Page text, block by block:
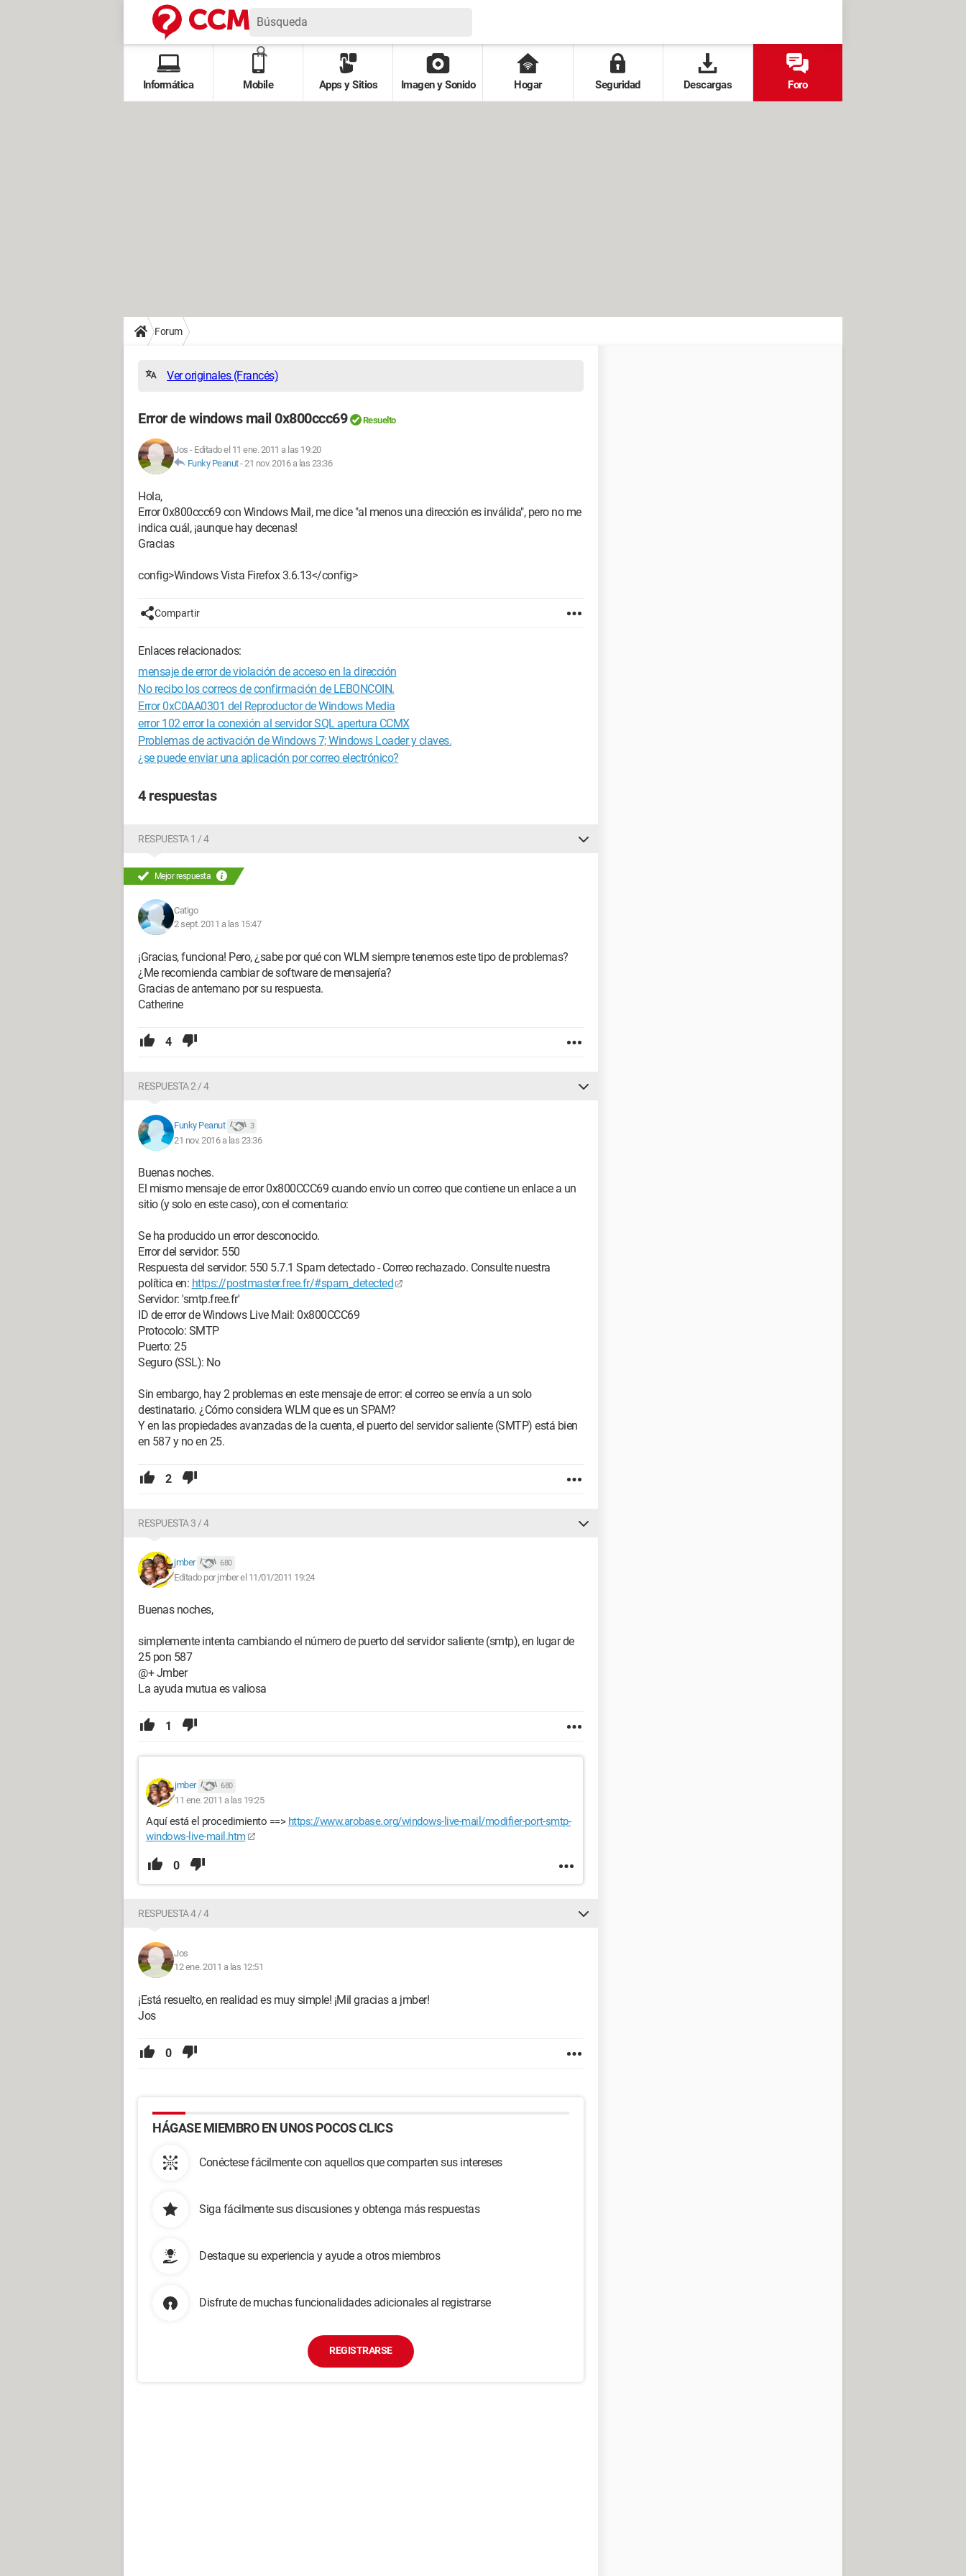
Informática Mobile Apps y Sitios Imagen y Sonido Hogar Seguridad Descargas Foro
Forum
Ver originales (Francés)
Error de windows mail 0x800ccc69 Resuelto
Jos - Editado el 11 ene. 2011 a las 19:20
Funky Peanut-21 nov. 2016 a las 23:36
Hola,
Error 0x800ccc69 con Windows Mail, me dice "al menos una dirección es inválida", pero no me
indica cuál, ¡aunque hay decenas!
Gracias
config>Windows Vista Firefox 3.6.13</config>
Compartir
Enlaces relacionados:
mensaje de error de violación de acceso en la dirección
No recibo los correos de confirmación de LEBONCOIN.
Error 0xC0AA0301 del Reproductor de Windows Media
error 102 error la conexión al servidor SQL apertura CCMX
Problemas de activación de Windows 7; Windows Loader y claves.
¿se puede enviar una aplicación por correo electrónico?
4 respuestas
RESPUESTA 1 / 4
Mejor respuesta
Catigo
2 sept. 2011 a las 15:47
¡Gracias, funciona! Pero, ¿sabe por qué con WLM siempre tenemos este tipo de problemas?
¿Me recomienda cambiar de software de mensajería?
Gracias de antemano por su respuesta.
Catherine
4
RESPUESTA 2 / 4
Funky Peanut 3
21 nov. 2016 a las 23:36
Buenas noches.
El mismo mensaje de error 0x800CCC69 cuando envío un correo que contiene un enlace a un
sitio (y solo en este caso), con el comentario:
Se ha producido un error desconocido.
Error del servidor: 550
Respuesta del servidor: 550 5.7.1 Spam detectado - Correo rechazado. Consulte nuestra
política en: https://postmaster.free.fr/#spam_detected
Servidor: 'smtp.free.fr'
ID de error de Windows Live Mail: 0x800CCC69
Protocolo: SMTP
Puerto: 25
Seguro (SSL): No
Sin embargo, hay 2 problemas en este mensaje de error: el correo se envía a un solo
destinatario. ¿Cómo considera WLM que es un SPAM?
Y en las propiedades avanzadas de la cuenta, el puerto del servidor saliente (SMTP) está bien
en 587 y no en 25.
2
RESPUESTA 3 / 4
jmber 680
Editado por jmber el 11/01/2011 19:24
Buenas noches,
simplemente intenta cambiando el número de puerto del servidor saliente (smtp), en lugar de
25 pon 587
@+ Jmber
La ayuda mutua es valiosa
1
jmber 680
11 ene. 2011 a las 19:25
Aquí está el procedimiento ==> https://www.arobase.org/windows-live-mail/modifier-port-smtp-
windows-live-mail.htm
0
RESPUESTA 4 / 4
Jos
12 ene. 2011 a las 12:51
¡Está resuelto, en realidad es muy simple! ¡Mil gracias a jmber!
Jos
0
HÁGASE MIEMBRO EN UNOS POCOS CLICS
Conéctese fácilmente con aquellos que comparten sus intereses
Siga fácilmente sus discusiones y obtenga más respuestas
Destaque su experiencia y ayude a otros miembros
Disfrute de muchas funcionalidades adicionales al registrarse
REGISTRARSE